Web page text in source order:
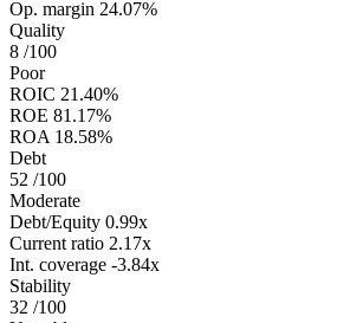
Op. margin 24.07%
Quality
8 /100
Poor
ROIC 21.40%
ROE 81.17%
ROA 18.58%
Debt
52 /100
Moderate
Debt/Equity 0.99x
Current ratio 2.17x
Int. coverage -3.84x
Stability
32 /100